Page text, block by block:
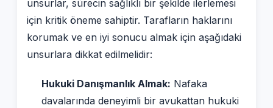
unsurlar, sürecin sağlıklı bir şekilde ilerlemesi
için kritik öneme sahiptir. Tarafların haklarını
korumak ve en iyi sonucu almak için aşağıdaki
unsurlara dikkat edilmelidir:
Hukuki Danışmanlık Almak: Nafaka
davalarında deneyimli bir avukattan hukuki